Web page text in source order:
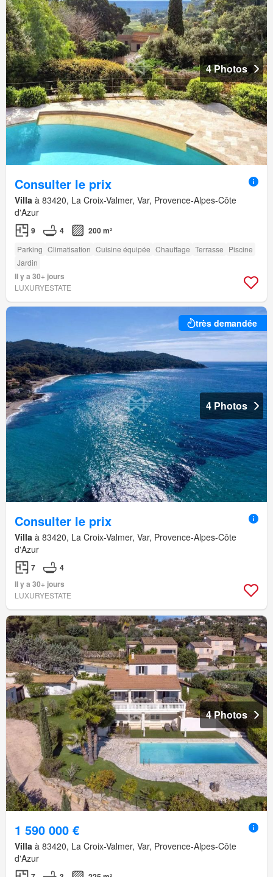
4 Photos
Consulter le prix
Villa à 83420, La Croix-Valmer, Var, Provence-Alpes-Côte
d'Azur
9 4 200 m²
Parking Climatisation Cuisine équipée Chauffage Terrasse Piscine
Jardin
Il y a 30+ jours
LUXURYESTATE
très demandée
4 Photos
Consulter le prix
Villa à 83420, La Croix-Valmer, Var, Provence-Alpes-Côte
d'Azur
7
4
Il y a 30+ jours
LUXURYESTATE
4 Photos
1 590 000 €
Villa à 83420, La Croix-Valmer, Var, Provence-Alpes-Côte
d'Azur